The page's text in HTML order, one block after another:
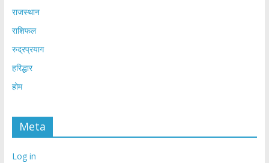
राजस्थान
राशिफल
रुद्रप्रयाग
हरिद्धार
होम
Meta
Log in